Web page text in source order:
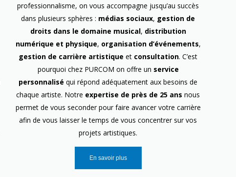
professionnalisme, on vous accompagne jusqu’au succès
dans plusieurs sphères : médias sociaux, gestion de
droits dans le domaine musical, distribution
numérique et physique, organisation d’événements,
gestion de carrière artistique et consultation. C’est
pourquoi chez PURCOM on offre un service
personnalisé qui répond adéquatement aux besoins de
chaque artiste. Notre expertise de près de 25 ans nous
permet de vous seconder pour faire avancer votre carrière
afin de vous laisser le temps de vous concentrer sur vos
projets artistiques.
En savoir plus